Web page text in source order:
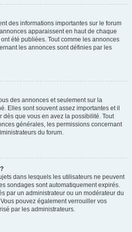
des informations importantes sur le forum
apparaissent en haut de chaque
été publiées. Tout comme les annonces
les annonces sont définies par les
des annonces et seulement sur la
Elles sont souvent assez importantes et il
dès que vous en avez la possibilité. Tout
générales, les permissions concernant
du forum.
dans lesquels les utilisateurs ne peuvent
sondages sont automatiquement expirés.
par un administrateur ou un modérateur du
pouvez également verrouiller vos
par les administrateurs.